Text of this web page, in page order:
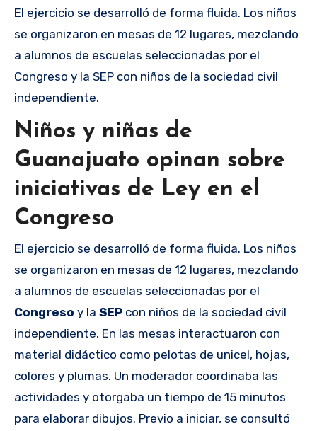
El ejercicio se desarrolló de forma fluida. Los niños
se organizaron en mesas de 12 lugares, mezclando
a alumnos de escuelas seleccionadas por el
Congreso y la SEP con niños de la sociedad civil
independiente.
Niños y niñas de
Guanajuato opinan sobre
iniciativas de Ley en el
Congreso
El ejercicio se desarrolló de forma fluida. Los niños
se organizaron en mesas de 12 lugares, mezclando
a alumnos de escuelas seleccionadas por el
Congreso y la SEP con niños de la sociedad civil
independiente. En las mesas interactuaron con
material didáctico como pelotas de unicel, hojas,
colores y plumas. Un moderador coordinaba las
actividades y otorgaba un tiempo de 15 minutos
para elaborar dibujos. Previo a iniciar, se consultó